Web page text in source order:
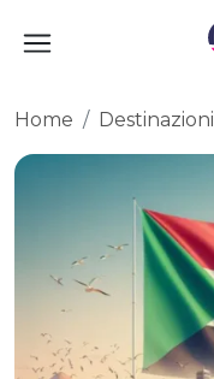
Home Destinazioni